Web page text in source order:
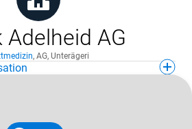
Adelheid AG
, AG, Unterägeri